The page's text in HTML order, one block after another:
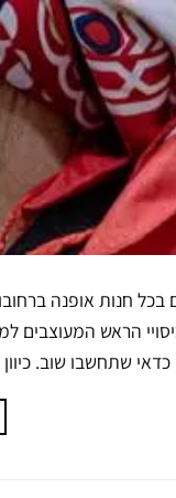
בכל חנות אופנה
הראש
כדאי שתחשבו שוב.